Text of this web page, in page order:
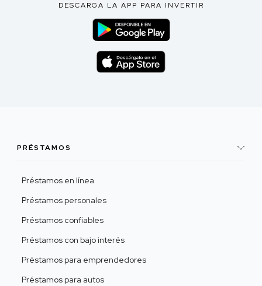
DESCARGA LA APP PARA INVERTIR
PRÉSTAMOS
Préstamos en línea
Préstamos personales
Préstamos confiables
Préstamos con bajo interés
Préstamos para emprendedores
Préstamos para autos